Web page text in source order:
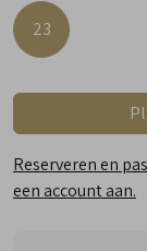
23
Reserveren en
een account aan.